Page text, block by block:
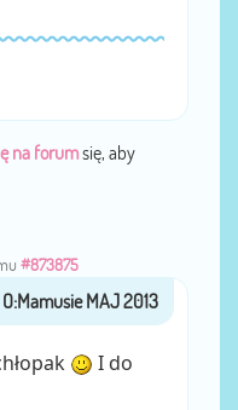
na forumsię, aby
#873875
I do